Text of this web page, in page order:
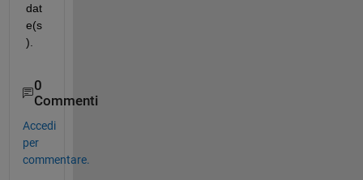
dat
e(s
).
0
Commenti
Accedi
per
commentare.